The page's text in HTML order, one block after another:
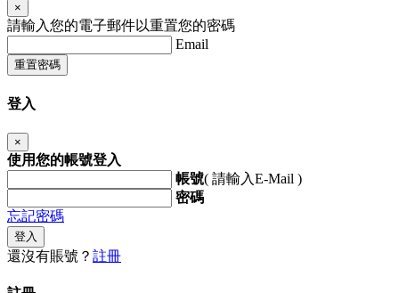
×
請輸入您的電子郵件以重置您的密碼
Email
重置密碼
登入
×
使用您的帳號登入
帳號( 請輸入E-Mail )
密碼
忘記密碼
登入
還沒有賬號？ 註冊